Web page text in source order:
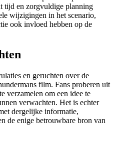
tijd en zorgvuldige planning
wijzigingen in het scenario,
ook invloed hebben op de
en geruchten over de
film. Fans proberen uit
verzamelen om een idee te
verwachten. Het is echter
dergelijke informatie,
de enige betrouwbare bron van